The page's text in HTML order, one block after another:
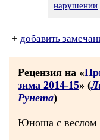
нарушении
+ добавить
Рецензия на «
зима 2014-15» (
Рунета)
Юноша с веслом